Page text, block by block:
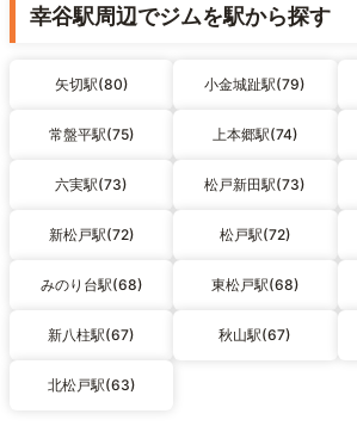
幸谷駅周辺でジムを駅から探す
矢切駅(80) 小金城趾駅(79)
常盤平駅(75) 上本郷駅(74)
六実駅(73) 松戸新田駅(73)
新松戸駅(72) 松戸駅(72)
みのり台駅(68) 東松戸駅(68)
新八柱駅(67) 秋山駅(67)
北松戸駅(63)